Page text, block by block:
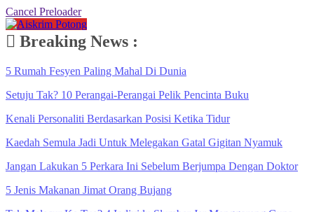
Cancel Preloader
Breaking News :
5 Rumah Fesyen Paling Mahal Di Dunia
Setuju Tak? 10 Perangai-Perangai Pelik Pencinta Buku
Kenali Personaliti Berdasarkan Posisi Ketika Tidur
Kaedah Semula Jadi Untuk Melegakan Gatal Gigitan Nyamuk
Jangan Lakukan 5 Perkara Ini Sebelum Berjumpa Dengan Doktor
5 Jenis Makanan Jimat Orang Bujang